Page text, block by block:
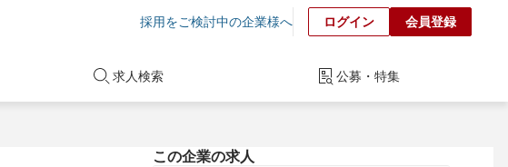
採用をご検討中の企業様へ ログイン 会員登録
求人検索 公募・特集
この企業の求人